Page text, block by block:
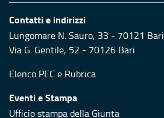
Contatti e indirizzi
Lungomare N. Sauro, 33 - 70121 Bari
Via G. Gentile, 52 - 70126 Bari
Elenco PEC e Rubrica
Eventi e Stampa
Ufficio stampa della Giunta